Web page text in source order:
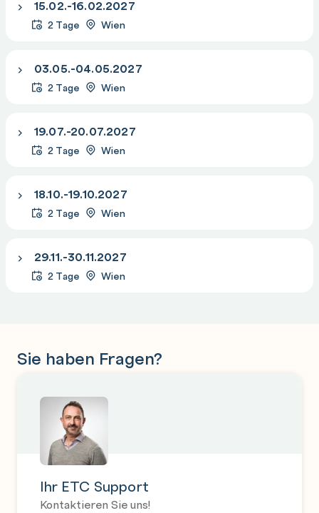
15.02.-16.02.2027
2 Tage Wien
03.05.-04.05.2027
2 Tage Wien
19.07.-20.07.2027
2 Tage Wien
18.10.-19.10.2027
2 Tage Wien
29.11.-30.11.2027
2 Tage Wien
Sie haben Fragen?
Ihr ETC Support
Kontaktieren Sie uns!